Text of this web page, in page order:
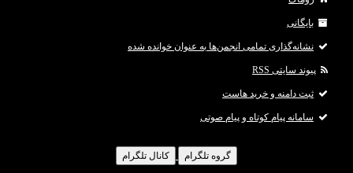
بایگانی
نشانه‌گذاری تمامی انجمن‌ها به عنوان خوانده شده
پیوند سایتی RSS
ثبت دامنه و خرید هاست
سامانه پیام کوتاه و پیام صوتی
گروه تلگرام کانال تلگرام